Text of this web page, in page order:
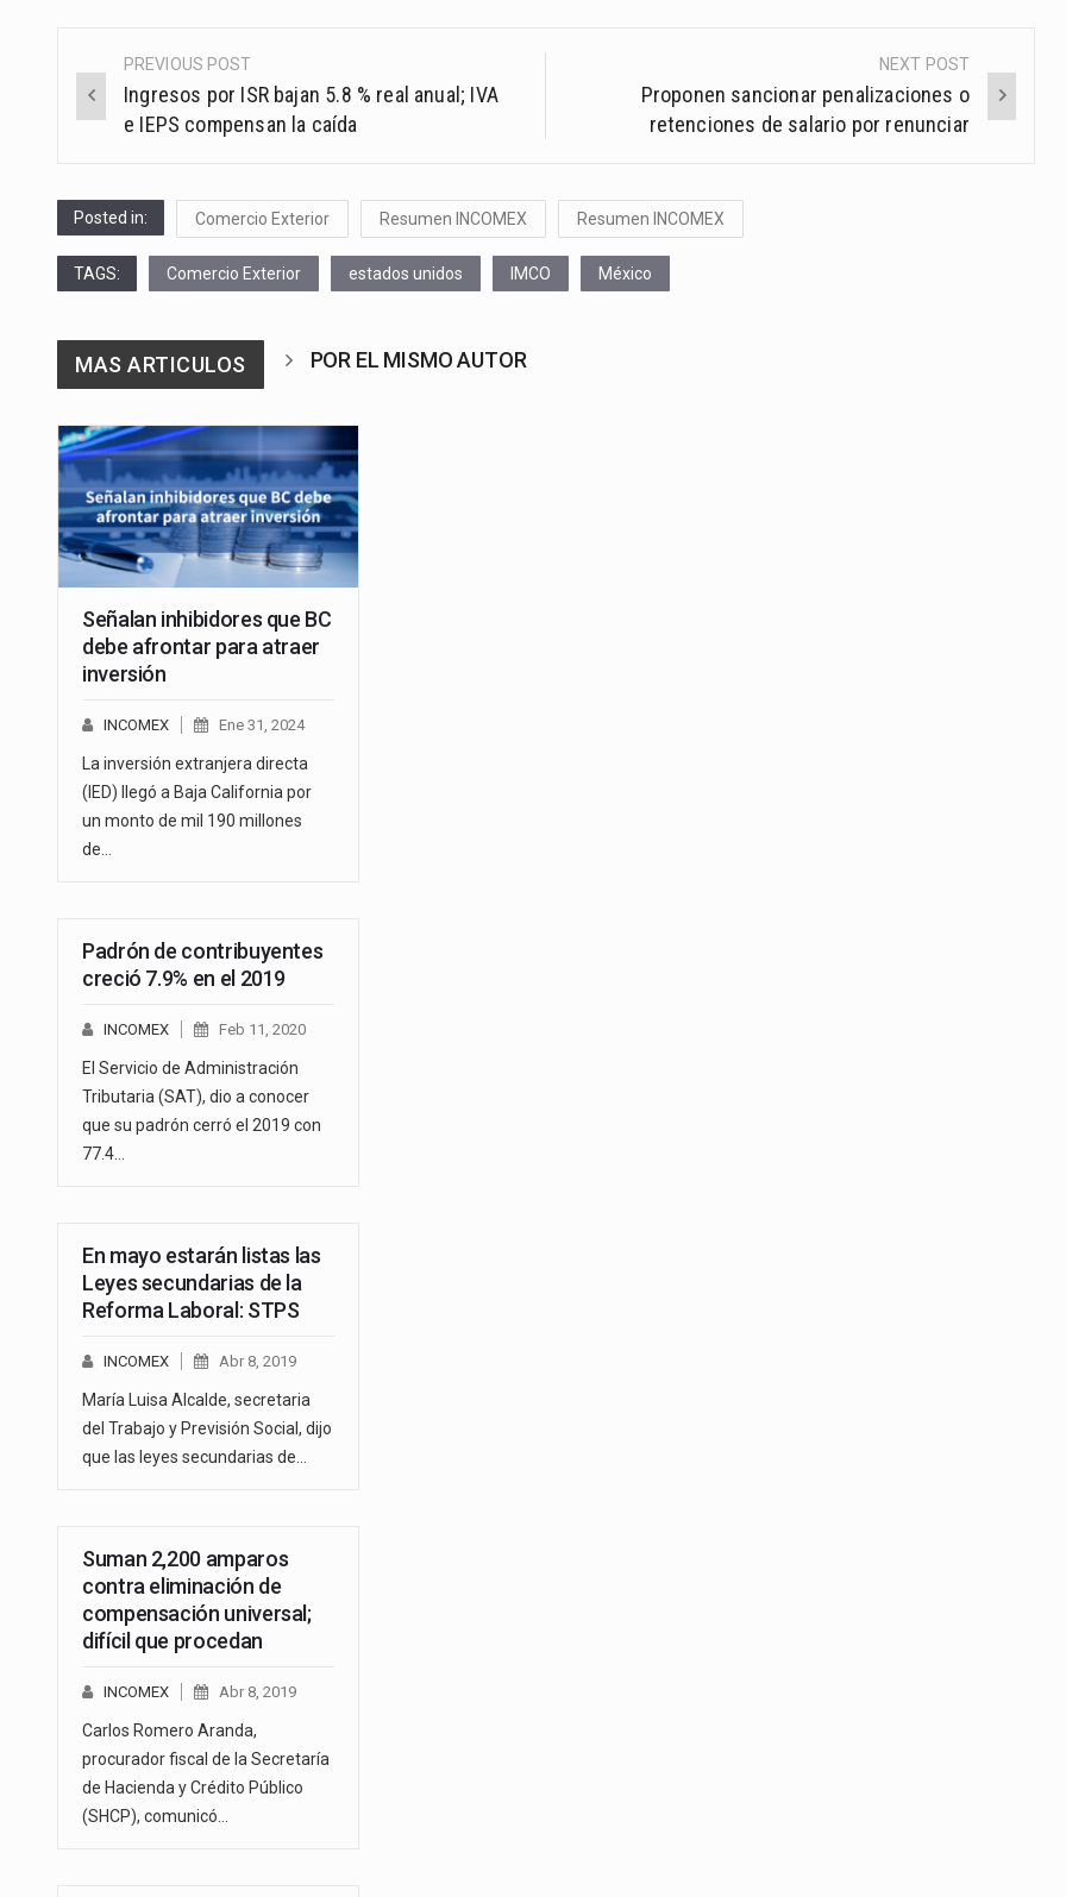
Post
navigation
PREVIOUS POST
Ingresos por ISR bajan 5.8 % real anual; IVA
e IEPS compensan la caída
NEXT POST
Proponen sancionar penalizaciones o
retenciones de salario por renunciar
Posted in: Comercio Exterior Resumen INCOMEX Resumen INCOMEX
TAGS: Comercio Exterior estados unidos IMCO México
MAS ARTICULOS POR EL MISMO AUTOR
Señalan inhibidores que BC
debe afrontar para atraer
inversión
INCOMEX Ene 31, 2024
La inversión extranjera directa
(IED) llegó a Baja California por
un monto de mil 190 millones
de…
Padrón de contribuyentes
creció 7.9% en el 2019
INCOMEX Feb 11, 2020
El Servicio de Administración
Tributaria (SAT), dio a conocer
que su padrón cerró el 2019 con
77.4…
En mayo estarán listas las
Leyes secundarias de la
Reforma Laboral: STPS
INCOMEX Abr 8, 2019
María Luisa Alcalde, secretaria
del Trabajo y Previsión Social, dijo
que las leyes secundarias de…
Suman 2,200 amparos
contra eliminación de
compensación universal;
difícil que procedan
INCOMEX Abr 8, 2019
Carlos Romero Aranda,
procurador fiscal de la Secretaría
de Hacienda y Crédito Público
(SHCP), comunicó…